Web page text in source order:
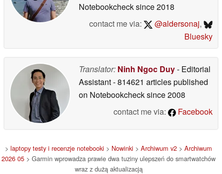
Notebookchecksince 2018
contact me via:
@aldersonaj,
Bluesky
Translator: Ninh Ngoc Duy- Editorial
Assistant- 814621 articles published
on Notebookchecksince 2008
contact me via:
Facebook
> laptopy testy i recenzje notebooki > Nowinki > Archiwum v2 > Archiwum
2026 05 > Garmin wprowadza prawie dwa tuziny ulepszeń do smartwatchów
wraz z dużą aktualizacją